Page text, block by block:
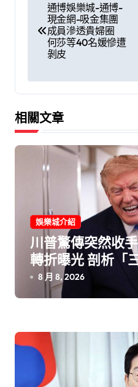
章
覽
通博娛樂城-通博-
現金網-吸金集團
成員滲透貴婦圈
何莎等40名媛慘遭
剝皮
相關文章
娛樂城介紹
川普驚傳突然收
轉折曝光 剖析「
後真相！
8 月 8, 2026